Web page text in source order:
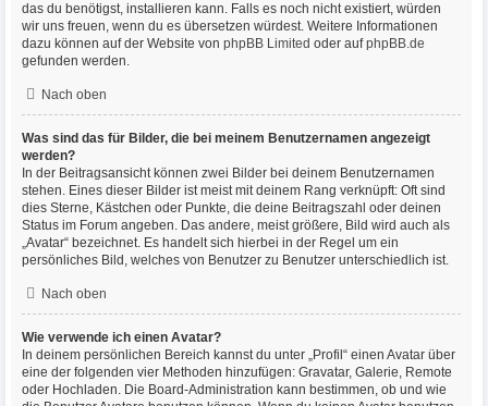
das du benötigst, installieren kann. Falls es noch nicht existiert, würden
wir uns freuen, wenn du es übersetzen würdest. Weitere Informationen
dazu können auf der Website von phpBB Limited oder aufphpBB.de
gefunden werden.
Nach oben
Was sind das für Bilder, die bei meinem Benutzernamen angezeigt
werden?
In der Beitragsansicht können zwei Bilder bei deinem Benutzernamen
stehen. Eines dieser Bilder ist meist mit deinem Rang verknüpft: Oft sind
dies Sterne, Kästchen oder Punkte, die deine Beitragszahl oder deinen
Status im Forum angeben. Das andere, meist größere, Bild wird auch als
„Avatar“ bezeichnet. Es handelt sich hierbei in der Regel um ein
persönliches Bild, welches von Benutzer zu Benutzer unterschiedlich ist.
Nach oben
Wie verwende ich einen Avatar?
In deinem persönlichen Bereich kannst du unter „Profil“ einen Avatar über
eine der folgenden vier Methoden hinzufügen: Gravatar, Galerie, Remote
oder Hochladen. Die Board-Administration kann bestimmen, ob und wie